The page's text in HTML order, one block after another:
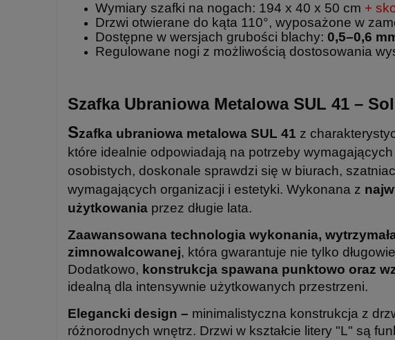
Wymiary szafki na nogach: 194 x 40 x 50 cm +
Drzwi otwierane do kąta 110°, wyposażone w
Dostępne w wersjach grubości blachy: 0,5–0,6
Regulowane nogi z możliwością dostosowania
Szafka Ubraniowa Metalowa SUL 41 –
Szafka ubraniowa metalowa SUL 41 z
które idealnie odpowiadają na potrzeby
osobistych, doskonale sprawdzi się w biurach,
wymagających organizacji i estetyki. Wykonana z
użytkowania przez długie lata.
Zaawansowana technologia wykonania,
zimnowalcowanej, która gwarantuje nie tylko
Dodatkowo, konstrukcja spawana punktowo oraz
idealną dla intensywnie użytkowanych przestrzeni.
Elegancki design – minimalistyczna konstrukcja z
różnorodnych wnętrz. Drzwi w kształcie litery "L" są